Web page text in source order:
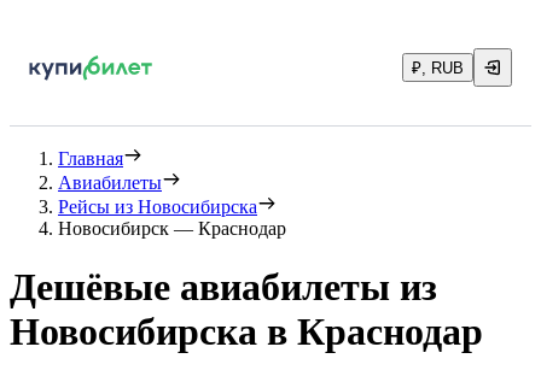
₽, RUB
Главная
Авиабилеты
Рейсы из Новосибирска
Новосибирск — Краснодар
Дешёвые авиабилеты из
Новосибирска в Краснодар